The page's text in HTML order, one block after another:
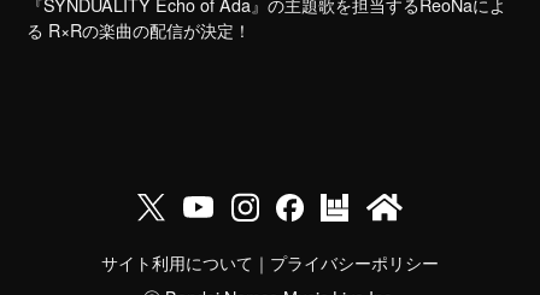
『SYNDUALITY Echo of Ada』の主題歌を担当するReoNaによ
る R×Rの楽曲の配信が決定！
サイト利用について ｜ プライバシーポリシー